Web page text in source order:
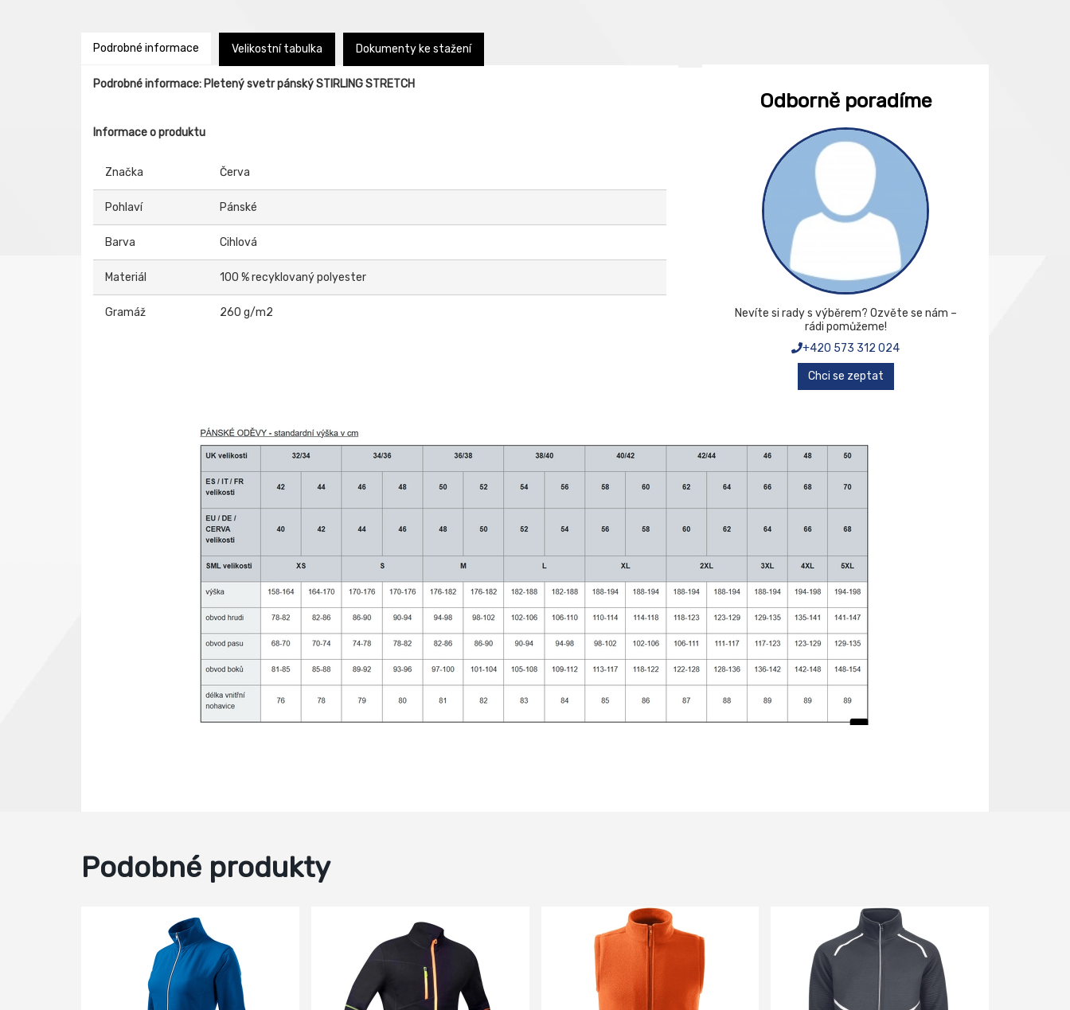
Podrobné informace Velikostní tabulka Dokumenty ke stažení
Podrobné informace: Pletený svetr pánský STIRLING STRETCH
Informace o produktu
Značka Červa
Pohlaví Pánské
Barva Cihlová
Materiál 100 % recyklovaný polyester
Gramáž 260 g/m2
Odborně poradíme
Nevíte si rady s výběrem? Ozvěte se nám –
rádi pomůžeme!
+420 573 312 024
Chci se zeptat
Podobné produkty